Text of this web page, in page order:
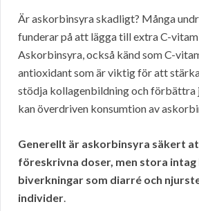
Är askorbinsyra skadligt? Många
funderar på att lägga till extra C-
Askorbinsyra, också känd som C-
antioxidant som är viktig för att
stödja kollagenbildning och förbättra
kan överdriven konsumtion av
Generellt är askorbinsyra säkert
föreskrivna doser, men stora intag
biverkningar som diarré och
individer.